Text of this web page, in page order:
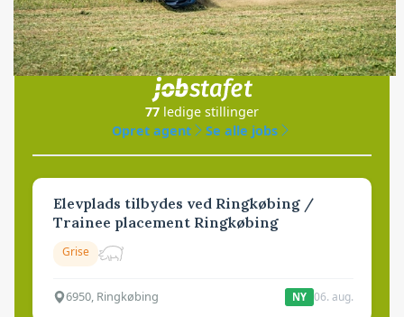
Jobs
i samarbejde med
77 ledige stillinger
Opret agent
Se alle jobs
Elevplads tilbydes ved Ringkøbing /
Trainee placement Ringkøbing
Grise
6950, Ringkøbing NY 06. aug.